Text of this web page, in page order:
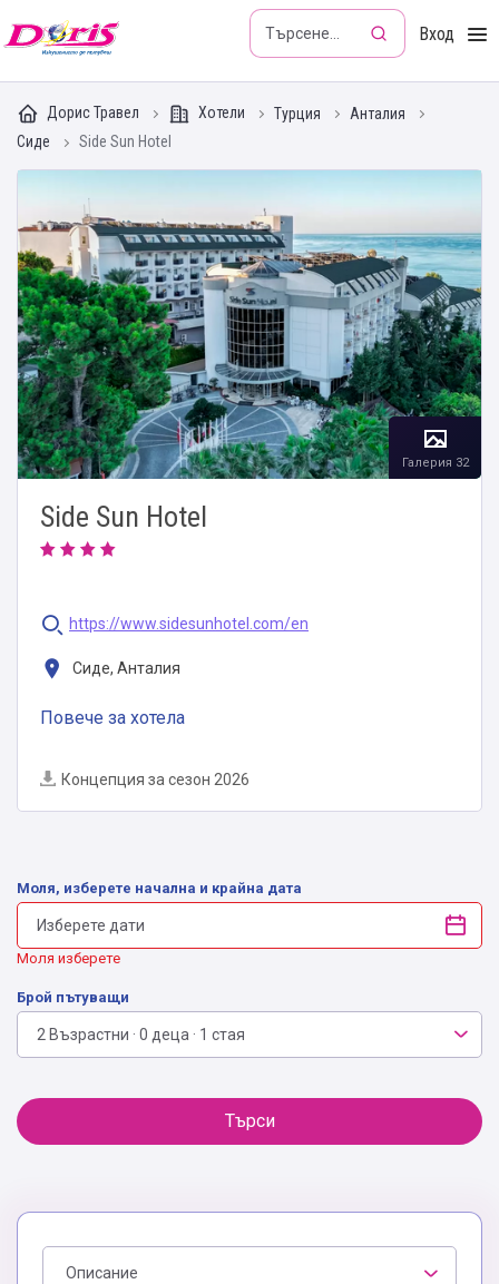
Doris - Изкушението да пътуваш Вход
Дорис Травел Хотели Турция
Анталия
Сиде
Side Sun Hotel
Side Sun Hotel
https://www.sidesunhotel.com/en
Сиде, Анталия
Повече за хотела
Концепция за сезон 2026
Галерия 32
Моля, изберете начална и крайна дата
Моля изберете
Брой пътуващи
2 Възрастни · 0 деца · 1 стая
Търси
Описание